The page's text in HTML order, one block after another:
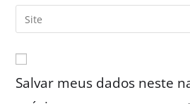
Salvar meus dados neste